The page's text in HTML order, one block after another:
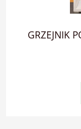
GRZEJNIK